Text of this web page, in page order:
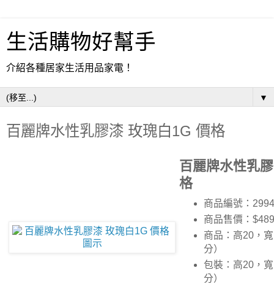
生活購物好幫手
介紹各種居家生活用品家電！
▼
百麗牌水性乳膠漆 玫瑰白1G 價格
百麗牌水性乳
格
商品編號：
商品售價：$489
商品：高20，
分）
包裝：高20，
分）